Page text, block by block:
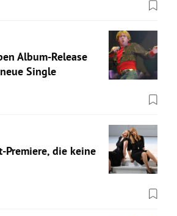
Album-Release
Single
die keine